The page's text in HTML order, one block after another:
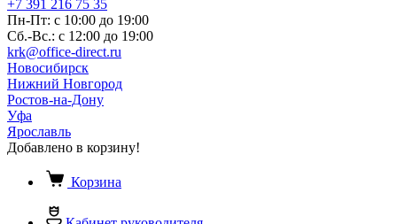
+7 391 216 75 35
Пн-Пт: с 10:00 до 19:00
Сб.-Вс.: с 12:00 до 19:00
krk@office-direct.ru
Новосибирск
Нижний Новгород
Ростов-на-Дону
Уфа
Ярославль
Добавлено в корзину!
Корзина